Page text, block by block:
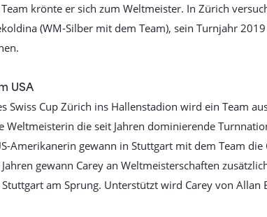
krönte er sich zum Weltmeister. In Zürich
(WM-Silber mit dem Team), sein Turnjahr
USA
Swiss Cup Zürich ins Hallenstadion wird ein Team
Weltmeisterin die seit Jahren dominierende
Amerikanerin gewann in Stuttgart mit dem Team
gewann Carey an Weltmeisterschaften
am Sprung. Unterstützt wird Carey von Allan